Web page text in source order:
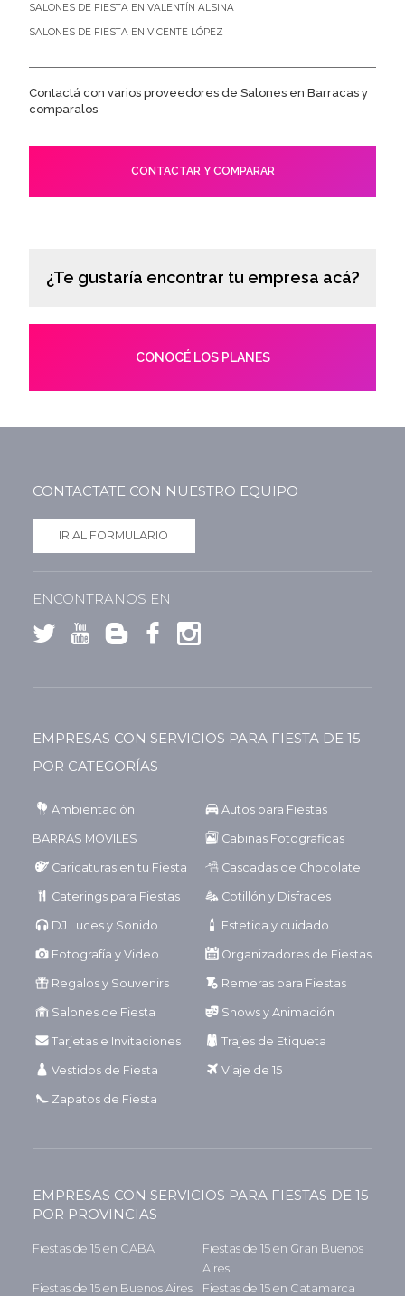
SALONES DE FIESTA EN VALENTÍN ALSINA
SALONES DE FIESTA EN VICENTE LÓPEZ
Contactá con varios proveedores de Salones en Barracas y
comparalos
CONTACTAR Y COMPARAR
¿Te gustaría encontrar tu empresa acá?
CONOCÉ LOS PLANES
CONTACTATE CON NUESTRO EQUIPO
IR AL FORMULARIO
ENCONTRANOS EN
EMPRESAS CON SERVICIOS PARA FIESTA DE 15
POR CATEGORÍAS
Ambientación Autos para Fiestas
BARRAS MOVILES Cabinas Fotograficas
Caricaturas en tu Fiesta Cascadas de Chocolate
Caterings para Fiestas Cotillón y Disfraces
DJ Luces y Sonido Estetica y cuidado
Fotografía y Video Organizadores de Fiestas
Regalos y Souvenirs Remeras para Fiestas
Salones de Fiesta Shows y Animación
Tarjetas e Invitaciones Trajes de Etiqueta
Vestidos de Fiesta Viaje de 15
Zapatos de Fiesta
EMPRESAS CON SERVICIOS PARA FIESTAS DE 15
POR PROVINCIAS
Fiestas de 15 en CABA
Fiestas de 15 en Gran Buenos
Aires
Fiestas de 15 en Buenos Aires
Fiestas de 15 en Catamarca